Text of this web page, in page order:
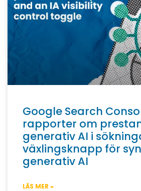
Google Search
rapporter om
generativ AI i
växlingsknapp för
generativ AI
LÄS MER »